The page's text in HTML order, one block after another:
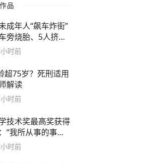
品
成年人“飙车炸街”
旁烧胎、5人挤骑
装电摩炫技，多地
时前
超75岁？死刑适用
解读
时前
技术奖最高奖获得
“我所从事的事
海洋强国建设添砖
时前